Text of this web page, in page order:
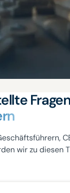
wir zu diesen